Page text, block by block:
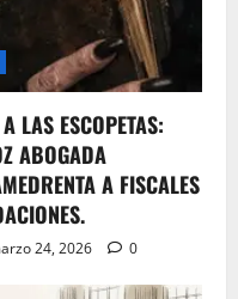
LAS ESCOPETAS:
ABOGADA
A FISCALES
24, 2026 0